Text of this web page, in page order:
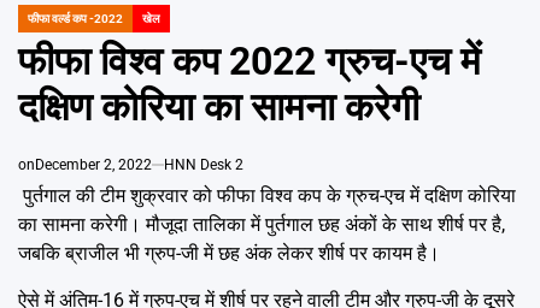
POSTED
फीफा वर्ल्ड कप -2022 खेल
फीफा विश्व कप 2022 ग्रुच-एच में
दक्षिण कोरिया का सामना करेगी
on December 2, 2022 HNN Desk 2
पुर्तगाल की टीम शुक्रवार को फीफा विश्व कप के ग्रुच-एच में दक्षिण कोरिया
का सामना करेगी। मौजूदा तालिका में पुर्तगाल छह अंकों के साथ शीर्ष पर है,
जबकि ब्राजील भी ग्रुप-जी में छह अंक लेकर शीर्ष पर कायम है।
ऐसे में अंतिम-16 में ग्रुप-एच में शीर्ष पर रहने वाली टीम और ग्रुप-जी के दूसरे